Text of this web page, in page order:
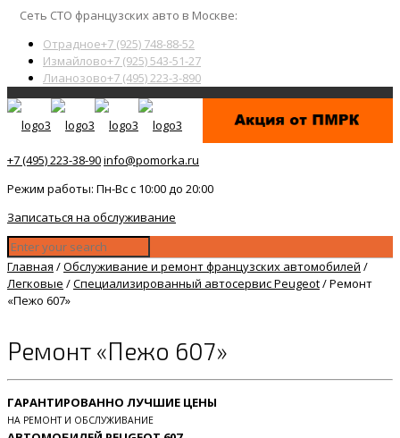
Сеть СТО французских авто в Москве:
Отрадное+7 (925) 748-88-52
Измайлово+7 (925) 543-51-27
Лианозово+7 (495) 223-3-890
+7 (495) 223-38-90info@pomorka.ru
Режим работы: Пн-Вс с 10:00 до 20:00
Записаться на обслуживание
Главная /Обслуживание и ремонт французских автомобилей /
Легковые /Специализированный автосервис Peugeot/Ремонт
«Пежо 607»
Ремонт «Пежо 607»
ГАРАНТИРОВАННО ЛУЧШИЕ ЦЕНЫ
НА РЕМОНТ И ОБСЛУЖИВАНИЕ